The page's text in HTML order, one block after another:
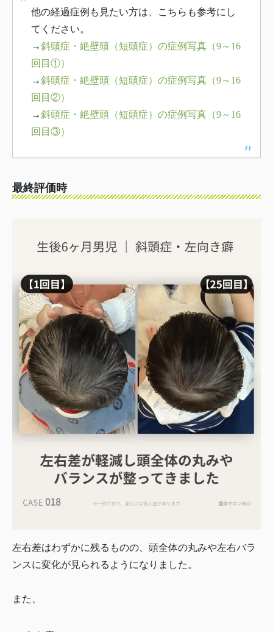
他の経過症例も見たい方は、こちらも参考にし
てください。
→斜頭症・絶壁頭（短頭症）の症例写真（9～16
回目①）
→斜頭症・絶壁頭（短頭症）の症例写真（9～16
回目②）
→斜頭症・絶壁頭（短頭症）の症例写真（9～16
回目③）
最終評価時
左右差はわずかに残るものの、頭全体の丸みや左右バラ
ンスに変化が見られるようになりました。
また、